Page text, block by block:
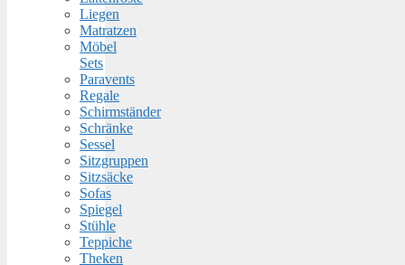
Liegen
Matratzen
Möbel
Sets
Paravents
Regale
Schirmständer
Schränke
Sessel
Sitzgruppen
Sitzsäcke
Sofas
Spiegel
Stühle
Teppiche
Theken